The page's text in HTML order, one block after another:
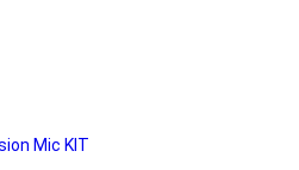
Mic KIT